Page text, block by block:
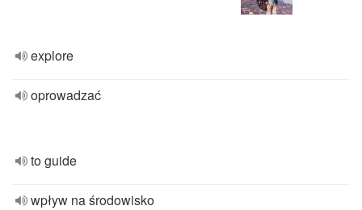
explore
oprowadzać
to guide
wpływ na środowisko